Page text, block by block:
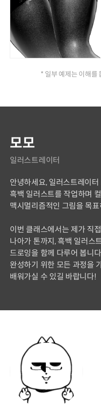
* 일부 예제는 이해를
일러스트레이터
모모
안녕하세요, 일러스트레이
흑백 일러스트를 작업하며
맥시멀리즘적인 그림을 목
이번 클래스에서는 제가 직
나아가 톤까지, 흑백 일러스
드로잉을 함께 다루어 봅니
완성하기 위한 모든 과정을
배워가실 수 있길 바랍니다!